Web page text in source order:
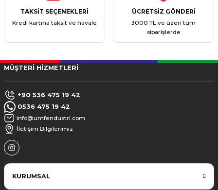
TAKSİT SEÇENEKLERİ
Kredi kartına taksit ve havale
ÜCRETSİZ GÖNDERİ
3000 TL ve üzeri tüm
siparişlerde
MÜŞTERİ HİZMETLERİ
+90 536 475 19 42
0536 475 19 42
info@umfendustri.com
İletişim Bilgilerimiz
KURUMSAL